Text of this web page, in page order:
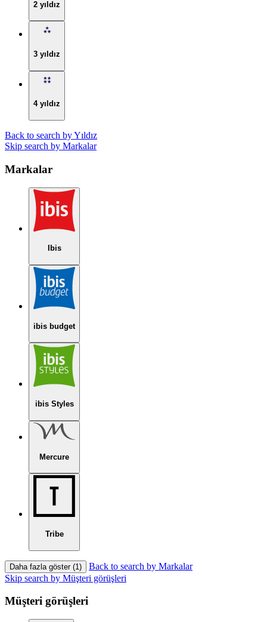
2 yıldız
3 yıldız
4 yıldız
Back to search by Yıldız
Skip search by Markalar
Markalar
Ibis
ibis budget
ibis Styles
Mercure
Tribe
Daha fazla göster (1)
Back to search by Markalar
Skip search by Müşteri görüşleri
Müşteri görüşleri